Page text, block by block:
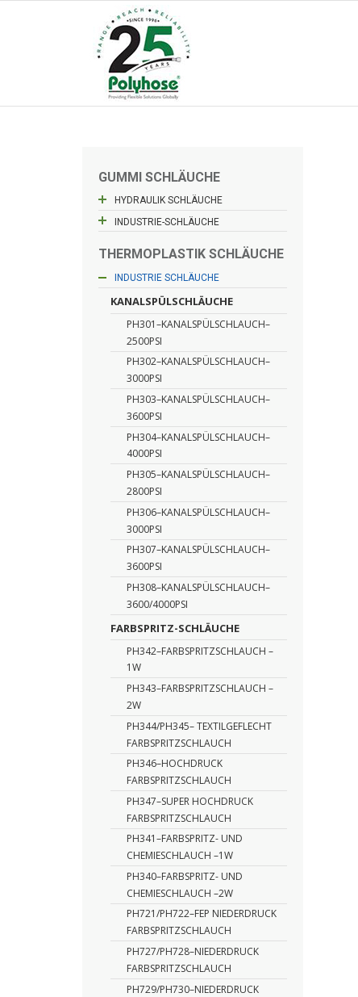
GUMMI SCHLÄUCHE
HYDRAULIK SCHLÄUCHE
INDUSTRIE-SCHLÄUCHE
THERMOPLASTIK SCHLÄUCHE
HYDRAULIK SCHLÄUCHE
INDUSTRIE SCHLÄUCHE
KANALSPÜLSCHLÄUCHE
PH301–KANALSPÜLSCHLAUCH–
2500PSI
PH302–KANALSPÜLSCHLAUCH–
3000PSI
PH303–KANALSPÜLSCHLAUCH–
3600PSI
PH304–KANALSPÜLSCHLAUCH–
4000PSI
PH305–KANALSPÜLSCHLAUCH–
2800PSI
PH306–KANALSPÜLSCHLAUCH–
3000PSI
PH307–KANALSPÜLSCHLAUCH–
3600PSI
PH308–KANALSPÜLSCHLAUCH–
3600/4000PSI
FARBSPRITZ-SCHLÄUCHE
PH342–FARBSPRITZSCHLAUCH –
1W
PH343–FARBSPRITZSCHLAUCH –
2W
PH344/PH345– TEXTILGEFLECHT
FARBSPRITZSCHLAUCH
PH346–HOCHDRUCK
FARBSPRITZSCHLAUCH
PH347–SUPER HOCHDRUCK
FARBSPRITZSCHLAUCH
PH341–FARBSPRITZ- UND
CHEMIESCHLAUCH –1W
PH340–FARBSPRITZ- UND
CHEMIESCHLAUCH –2W
PH721/PH722–FEP NIEDERDRUCK
FARBSPRITZSCHLAUCH
PH727/PH728–NIEDERDRUCK
FARBSPRITZSCHLAUCH
PH729/PH730–NIEDERDRUCK